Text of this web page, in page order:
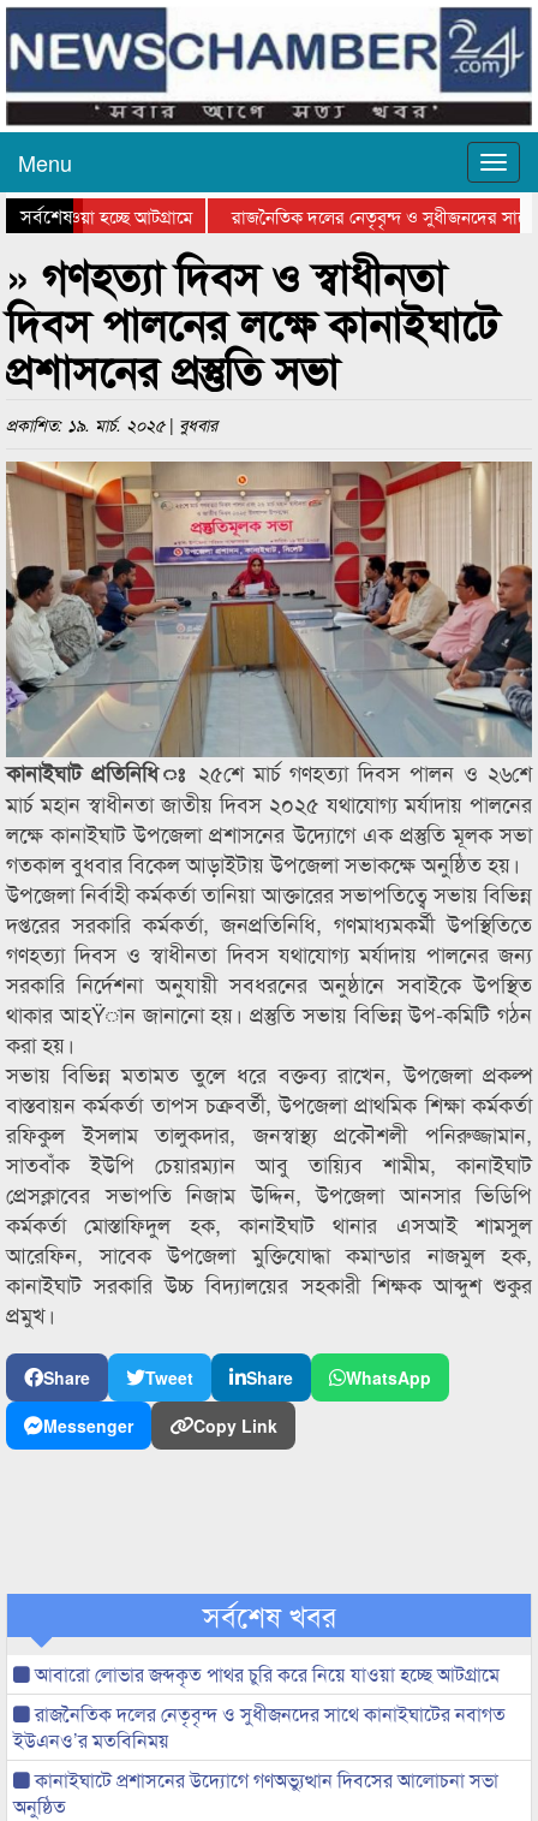
Menu
সর্বশেষ
যাওয়া হচ্ছে আটগ্রামে
রাজনৈতিক দলের নেতৃবৃন্দ ও সুধীজনদের সাথে
পুরস্কার বিতরণ সম্পন্ন
সিলেটে বাংলাদেশ গ্রুপ থিয়েটার
» গণহত্যা দিবস ও স্বাধীনতা
দিবস পালনের লক্ষে কানাইঘাটে
প্রশাসনের প্রস্তুতি সভা
প্রকাশিত: ১৯. মার্চ. ২০২৫ | বুধবার
কানাইঘাট প্রতিনিধি ঃ ২৫শে মার্চ গণহত্যা দিবস পালন ও ২৬শে
মার্চ মহান স্বাধীনতা জাতীয় দিবস ২০২৫ যথাযোগ্য মর্যাদায় পালনের
লক্ষে কানাইঘাট উপজেলা প্রশাসনের উদ্যোগে এক প্রস্তুতি মূলক সভা
গতকাল বুধবার বিকেল আড়াইটায় উপজেলা সভাকক্ষে অনুষ্ঠিত হয়।
উপজেলা নির্বাহী কর্মকর্তা তানিয়া আক্তারের সভাপতিত্বে সভায় বিভিন্ন
দপ্তরের সরকারি কর্মকর্তা, জনপ্রতিনিধি, গণমাধ্যমকর্মী উপস্থিতিতে
গণহত্যা দিবস ও স্বাধীনতা দিবস যথাযোগ্য মর্যাদায় পালনের জন্য
সরকারি নির্দেশনা অনুযায়ী সবধরনের অনুষ্ঠানে সবাইকে উপস্থিত
থাকার আহŸান জানানো হয়। প্রস্তুতি সভায় বিভিন্ন উপ-কমিটি গঠন
করা হয়।
সভায় বিভিন্ন মতামত তুলে ধরে বক্তব্য রাখেন, উপজেলা প্রকল্প
বাস্তবায়ন কর্মকর্তা তাপস চক্রবর্তী, উপজেলা প্রাথমিক শিক্ষা কর্মকর্তা
রফিকুল ইসলাম তালুকদার, জনস্বাস্থ্য প্রকৌশলী পনিরুজ্জামান,
সাতবাঁক ইউপি চেয়ারম্যান আবু তায়্যিব শামীম, কানাইঘাট
প্রেসক্লাবের সভাপতি নিজাম উদ্দিন, উপজেলা আনসার ভিডিপি
কর্মকর্তা মোস্তাফিদুল হক, কানাইঘাট থানার এসআই শামসুল
আরেফিন, সাবেক উপজেলা মুক্তিযোদ্ধা কমান্ডার নাজমুল হক,
কানাইঘাট সরকারি উচ্চ বিদ্যালয়ের সহকারী শিক্ষক আব্দুশ শুকুর
প্রমুখ।
Share Tweet Share
WhatsApp
Messenger
Copy Link
সর্বশেষ খবর
আবারো লোভার জব্দকৃত পাথর চুরি করে নিয়ে যাওয়া হচ্ছে আটগ্রামে
রাজনৈতিক দলের নেতৃবৃন্দ ও সুধীজনদের সাথে কানাইঘাটের নবাগত
ইউএনও’র মতবিনিময়
কানাইঘাটে প্রশাসনের উদ্যোগে গণঅভ্যুত্থান দিবসের আলোচনা সভা
অনুষ্ঠিত